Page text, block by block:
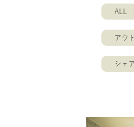
ALL
アウ
シェ